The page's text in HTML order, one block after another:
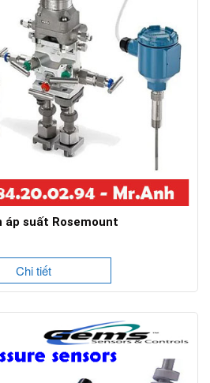
áp suất Rosemount
Chi tiết